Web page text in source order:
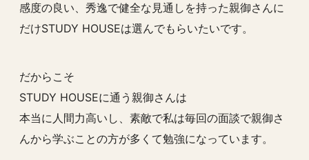
感度の良い、秀逸で健全な見通しを持った親御さんに
だけSTUDY HOUSEは選んでもらいたいです。
だからこそ
STUDY HOUSEに通う親御さんは
本当に人間力高いし、素敵で私は毎回の面談で親御さ
んから学ぶことの方が多くて勉強になっています。